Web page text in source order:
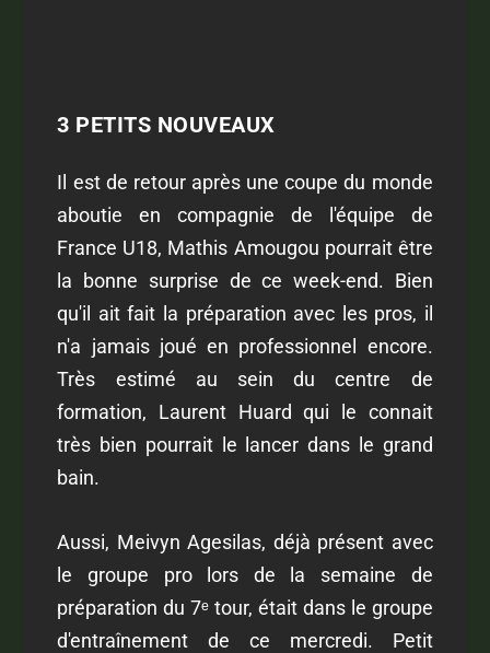
3 PETITS NOUVEAUX
Il est de retour après une coupe du monde
aboutie en compagnie de l'équipe de
France U18, Mathis Amougou pourrait être
la bonne surprise de ce week-end. Bien
qu'il ait fait la préparation avec les pros, il
n'a jamais joué en professionnel encore.
Très estimé au sein du centre de
formation, Laurent Huard qui le connait
très bien pourrait le lancer dans le grand
bain.
Aussi, Meivyn Agesilas, déjà présent avec
le groupe pro lors de la semaine de
préparation du 7ᵉ tour, était dans le groupe
d'entraînement de ce mercredi. Petit